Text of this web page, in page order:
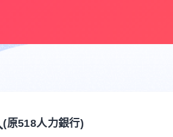
(原518人力銀行)